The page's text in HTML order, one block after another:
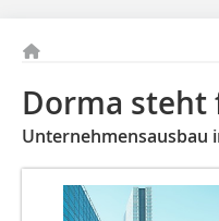
Dorma steht
Unternehmensausbau